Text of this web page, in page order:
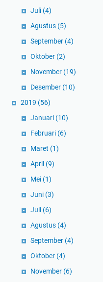
Juli (4)
Agustus (5)
September (4)
Oktober (2)
November (19)
Desember (10)
2019 (56)
Januari (10)
Februari (6)
Maret (1)
April (9)
Mei (1)
Juni (3)
Juli (6)
Agustus (4)
September (4)
Oktober (4)
November (6)